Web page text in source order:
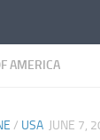
AMERICA
/ USA JUNE 7,